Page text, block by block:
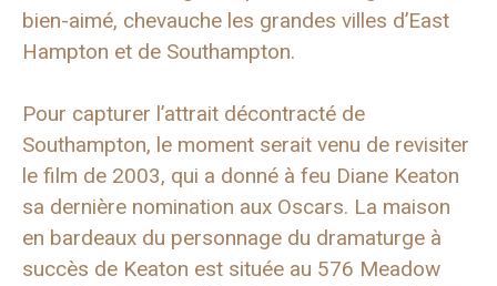
bien-aimé, chevauche les grandes villes d’East
Hampton et de Southampton.
Pour capturer l’attrait décontracté de
Southampton, le moment serait venu de revisiter
le film de 2003, qui a donné à feu Diane Keaton
sa dernière nomination aux Oscars. La maison
en bardeaux du personnage du dramaturge à
succès de Keaton est située au 576 Meadow